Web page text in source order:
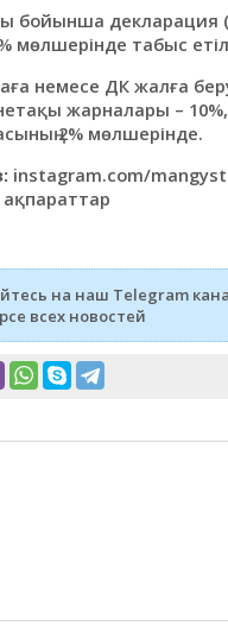
бойынша декларация
мөлшерінде табыс
немесе ДК жалға
жарналары –
2% мөлшерінде.
instagram.com/
на наш Telegram
всех новостей